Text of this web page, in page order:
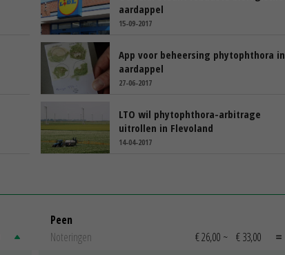
aardappel
15-09-2017
App voor beheersing phytophthora in
aardappel
27-06-2017
LTO wil phytophthora-arbitrage
uitrollen in Flevoland
14-04-2017
Peen
Noteringen
€ 26,00 ~ € 33,00